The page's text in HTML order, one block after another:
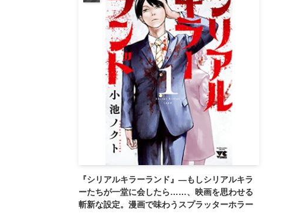
『シリアルキラーランド』―もしシリアルキラ
ーたちが一堂に会したら……、映画を思わせる
斬新な設定。漫画で味わうスプラッターホラー